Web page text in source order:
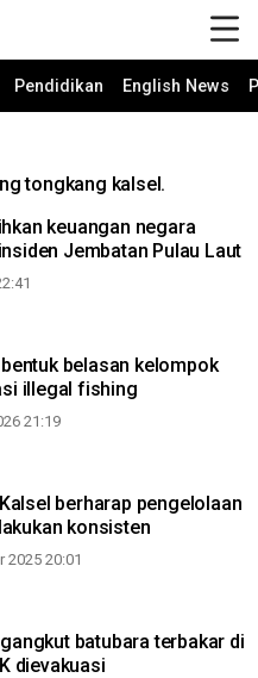
Pendidikan English News
tongkang kalsel.
keuangan negara
Jembatan Pulau Laut
belasan kelompok
illegal fishing
21:19
berharap pengelolaan
konsisten
2025 20:01
batubara terbakar di
dievakuasi